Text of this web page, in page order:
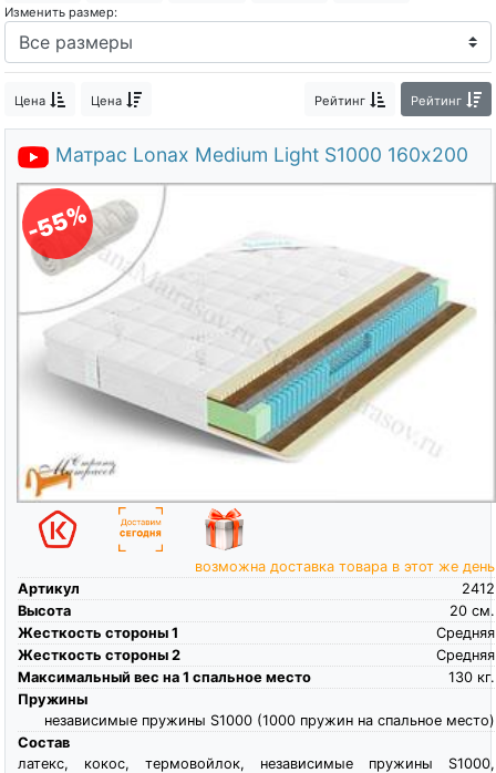
Open submenu (Детские кровати)
Open submenu (Шкафы)
Шкафы
Контакты
Доставка по городу
Изменить размер:
Цена Цена Рейтинг Рейтинг
Матрас Lonax Medium Light S1000 160х200
-55%
возможна доставка товара в этот же день
Артикул
2412
Высота
см.
20
Жесткость стороны 1
Средняя
Жесткость стороны 2
Средняя
Максимальный вес на 1 спальное место
кг.
130
Пружины
независимые пружины S1000 (1000 пружин на спальное место)
Состав
латекс, кокос, термовойлок, независимые пружины S1000,